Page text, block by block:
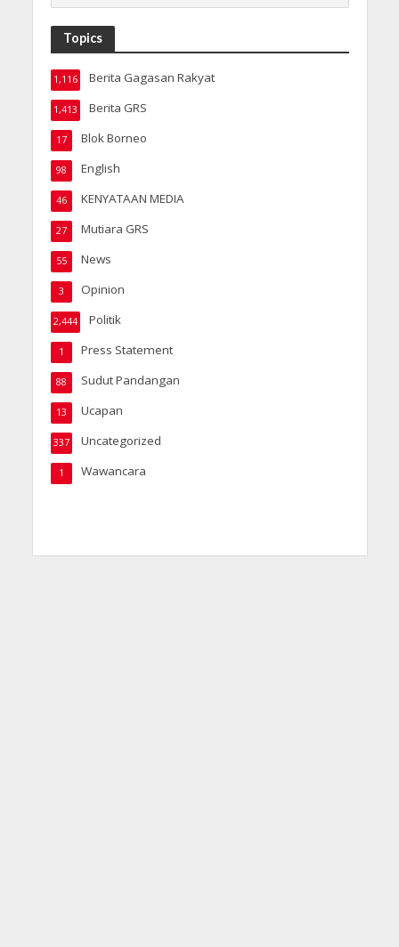
Topics
Berita Gagasan Rakyat
1,116
Berita GRS
1,413
Blok Borneo
17
English
98
KENYATAAN MEDIA
46
Mutiara GRS
27
News
55
Opinion
3
Politik
2,444
Press Statement
1
Sudut Pandangan
88
Ucapan
13
Uncategorized
337
Wawancara
1